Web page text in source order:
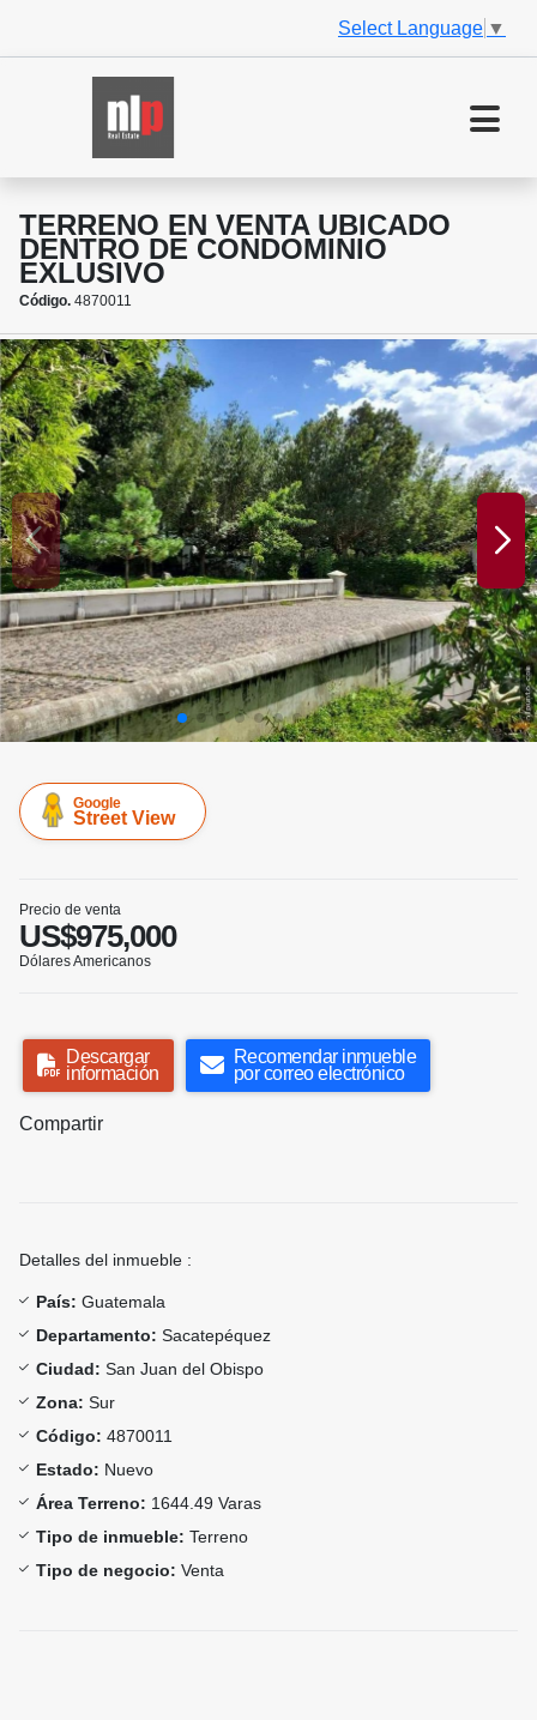
Select Language ▼
TERRENO EN VENTA UBICADO
DENTRO DE CONDOMINIO
EXLUSIVO
Código. 4870011
Google
Street View
Precio de venta
US$975,000
Dólares Americanos
Descargar
información
Recomendar inmueble
por correo electrónico
Compartir
Detalles del inmueble :
País: Guatemala
Departamento: Sacatepéquez
Ciudad: San Juan del Obispo
Zona: Sur
Código: 4870011
Estado: Nuevo
Área Terreno: 1644.49 Varas
Tipo de inmueble: Terreno
Tipo de negocio: Venta